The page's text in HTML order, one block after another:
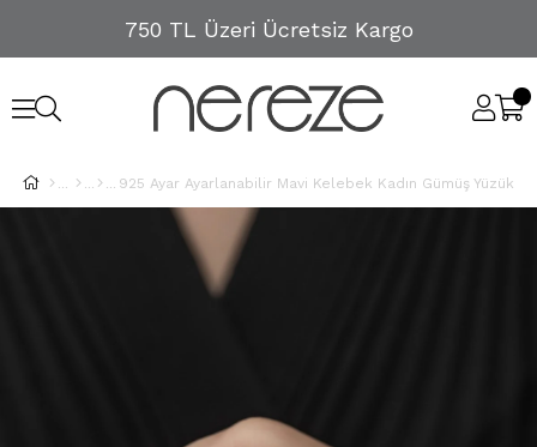
750 TL Üzeri Ücretsiz Kargo
925 Ayar Ayarlanabilir Mavi Kelebek Kadın Gümüş Yüzük